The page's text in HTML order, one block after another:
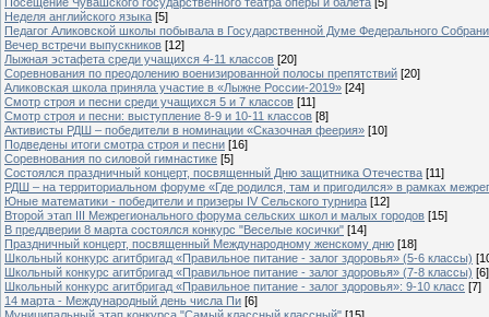
Неделя английского языка [5]
Педагог Аликовской школы побывала в Государственной Думе Федерального
Вечер встречи выпускников [12]
Лыжная эстафета среди учащихся 4-11 классов [20]
Cоревнования по преодолению военизированной полосы препятствий [20]
Аликовская школа приняла участие в «Лыжне России-2019» [24]
Смотр строя и песни среди учащихся 5 и 7 классов [11]
Смотр строя и песни: выступление 8-9 и 10-11 классов [8]
Активисты РДШ – победители в номинации «Сказочная феерия» [10]
Подведены итоги смотра строя и песни [16]
Соревнования по силовой гимнастике [5]
Состоялся праздничный концерт, посвященный Дню защитника Отечества [11]
РДШ – на территориальном форуме «Где родился, там и пригодился» в рамках
Юные математики - победители и призеры IV Сельского турнира [12]
Второй этап III Межрегионального форума сельских школ и малых городов [15]
В преддверии 8 марта состоялся конкурс "Веселые косички" [14]
Праздничный концерт, посвященный Международному женскому дню [18]
Школьный конкурс агитбригад «Правильное питание - залог здоровья» (5-6 классы)
Школьный конкурс агитбригад «Правильное питание - залог здоровья» (7-8 классы) [6]
Школьный конкурс агитбригад «Правильное питание - залог здоровья»: 9-10 класс [7]
14 марта - Международный день числа Пи [6]